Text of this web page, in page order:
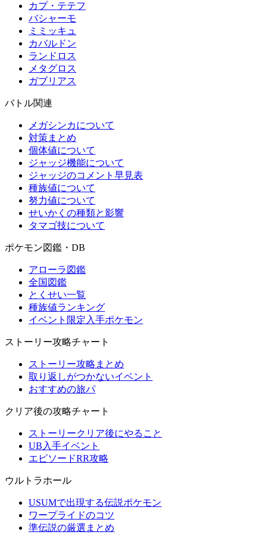
カプ・テテフ
バシャーモ
ミミッキュ
カバルドン
ランドロス
メタグロス
ガブリアス
バトル関連
メガシンカについて
対策まとめ
個体値について
ジャッジ機能について
ジャッジのコメント早見表
種族値について
努力値について
せいかくの種類と影響
タマゴ技について
ポケモン図鑑・DB
アローラ図鑑
全国図鑑
とくせい一覧
種族値ランキング
イベント限定入手ポケモン
ストーリー攻略チャート
ストーリー攻略まとめ
取り返しがつかないイベント
おすすめの旅パ
クリア後の攻略チャート
ストーリークリア後にやること
UB入手イベント
エピソードRR攻略
ウルトラホール
USUMで出現する伝説ポケモン
ワープライドのコツ
準伝説の厳選まとめ